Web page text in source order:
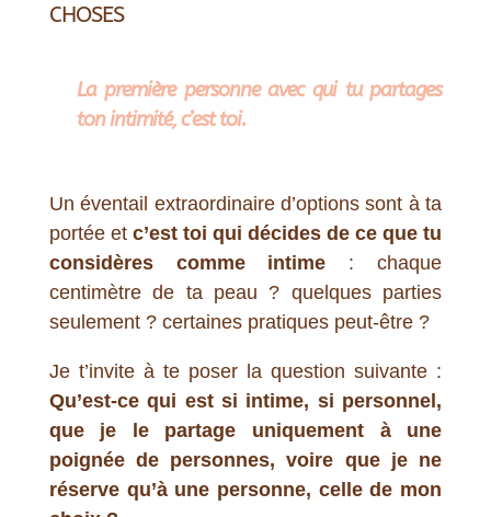
CHOSES
La première personne avec qui tu partages
ton intimité, c’est toi.
Un éventail extraordinaire d’options sont à ta
portée et c’est toi qui décides de ce que tu
considères comme intime : chaque
centimètre de ta peau ? quelques parties
seulement ? certaines pratiques peut-être ?
Je t’invite à te poser la question suivante :
Qu’est-ce qui est si intime, si personnel,
que je le partage uniquement à une
poignée de personnes, voire que je ne
réserve qu’à une personne, celle de mon